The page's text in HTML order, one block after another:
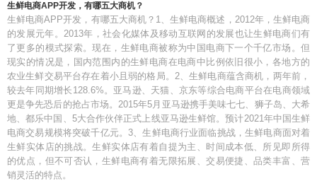
生鲜电商APP开发，有哪五大商机？
生鲜电商APP开发，有哪五大商机？1、生鲜电商概述，2012年，生鲜电商
的发展元年。2013年，社会化媒体及移动互联网的发展也让生鲜电商们有
了更多的模式探索。现在，生鲜电商被称为中国电商下一个千亿市场。但
现实的情况是，国内范围内的生鲜电商在电商中比例依旧很小，各地方的
农业生鲜交易平台存在着小且弱的格局。2、生鲜电商蕴含商机，两年前，
较去年同期增长128.6%。亚马逊、天猫、京东等综合电商平台在电商领域
更是争先恐后的抢占市场。2015年5月亚马逊携手美味七七、狮子岛、大希
地、都乐中国、5大合作伙伴正式上线亚马逊生鲜馆。预计2021年中国生鲜
电商交易规模将突破千亿元。3、生鲜电商行业面临挑战，生鲜电商面对着
生鲜实体店的挑战。生鲜实体店有着自提为主、时间成本低、所见即所得
的优点，但不可否认，生鲜电商有着无限拓展、交易便捷、品类丰富、营
销灵活的特点。